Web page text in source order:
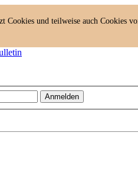
Cookies und teilweise auch Cookies